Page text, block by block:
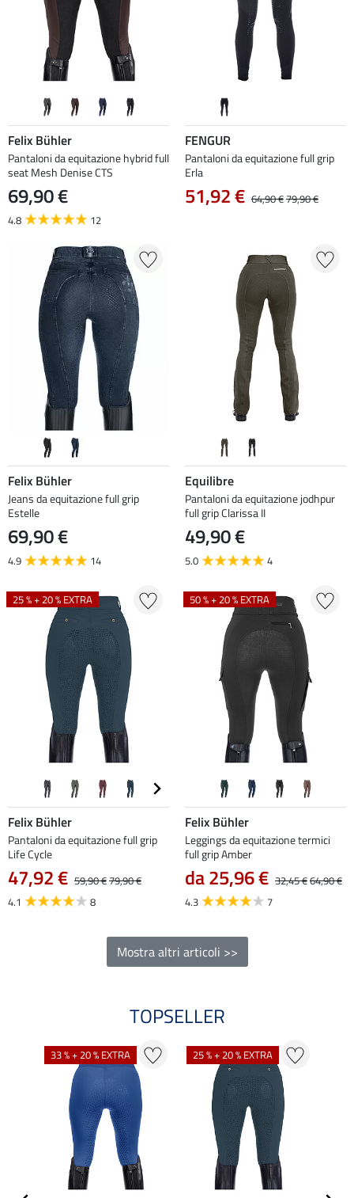
Felix Bühler
Pantaloni da equitazione hybrid full
seat Mesh Denise CTS
69,90 €
4.8 12
FENGUR
Pantaloni da equitazione full grip
Erla
51,92 € 64,90 €79,90 €
Felix Bühler
Jeans da equitazione full grip
Estelle
69,90 €
4.9 14
Equilibre
Pantaloni da equitazione jodhpur
full grip Clarissa II
49,90 €
5.0 4
25 % + 20 % EXTRA
Felix Bühler
Pantaloni da equitazione full grip
Life Cycle
47,92 € 59,90 €79,90 €
4.1
8
50 % + 20 % EXTRA
Felix Bühler
Leggings da equitazione termici
full grip Amber
da 25,96 € 32,45 €64,90 €
4.3
7
Mostra altri articoli >>
TOPSELLER
33 % + 20 % EXTRA 25 % + 20 % EXTRA